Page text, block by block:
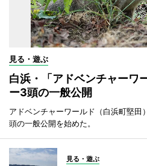
見る・遊ぶ
白浜・「アドベンチャーワ
ー3頭の一般公開
アドベンチャーワールド（白浜町堅田
頭の一般公開を始めた。
見る・遊ぶ